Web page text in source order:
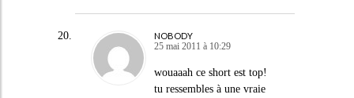
NOBODY
25 mai 2011 à 10:29
wouaaah ce short est top!
tu ressembles à une vraie